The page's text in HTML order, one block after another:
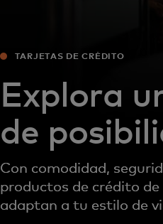
TARJETAS DE CRÉDITO
Explora
de
Con comodidad,
productos de crédito
adaptan a tu estilo de